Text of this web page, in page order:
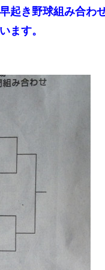
起き野球組み合わ
ます。